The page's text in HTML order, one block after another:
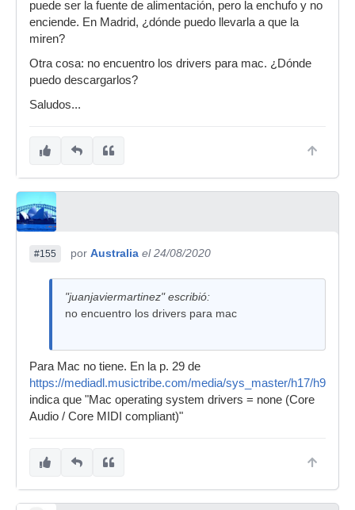
puede ser la fuente de alimentación, pero la enchufo y no
enciende. En Madrid, ¿dónde puedo llevarla a que la
miren?
Otra cosa: no encuentro los drivers para mac. ¿Dónde
puedo descargarlos?
Saludos...
#155 por Australia el 24/08/2020
"juanjaviermartinez" escribió:
no encuentro los drivers para mac
Para Mac no tiene. En la p. 29 de
https://mediadl.musictribe.com/media/sys_master/h17/h9c/
indica que "Mac operating system drivers = none (Core
Audio / Core MIDI compliant)"